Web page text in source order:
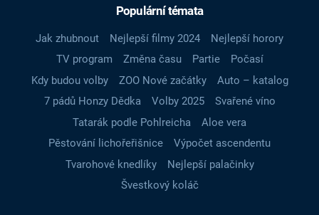
Populární témata
Jak zhubnout Nejlepší filmy 2024
Nejlepší horory
TV program
Změna času Partie
Počasí
Kdy budou volby
ZOO Nové začátky
Auto – katalog
7 pádů Honzy Dědka
Volby 2025
Svařené víno
Tatarák podle Pohlreicha
Aloe vera
Pěstování lichořeřišnice
Výpočet ascendentu
Tvarohové knedlíky
Nejlepší palačinky
Švestkový koláč